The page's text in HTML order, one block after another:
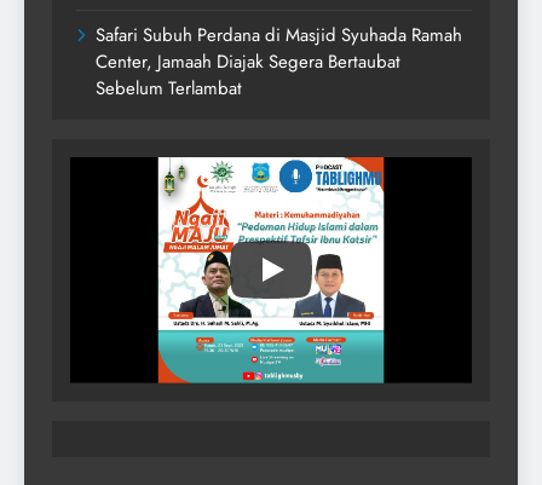
Safari Subuh Perdana di Masjid Syuhada Ramah
Center, Jamaah Diajak Segera Bertaubat
Sebelum Terlambat